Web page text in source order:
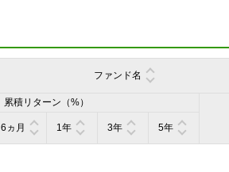
ファンド名
累積リターン（%）
6ヵ月 1年 3年 5年